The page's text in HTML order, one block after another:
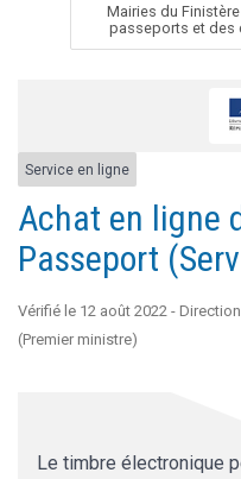
Mairies du
passeports et des
Service en ligne
Achat en ligne
Passeport
Vérifié le 12 août 2022 -
(Premier ministre)
Le timbre électronique